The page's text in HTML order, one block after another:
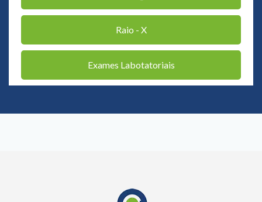
Raio - X
Exames Labotatoriais